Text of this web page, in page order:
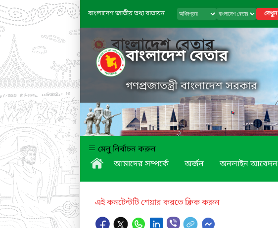
বাংলাদেশ জাতীয় তথ্য বাতায়ন দেখুন
বাংলাদেশ বেতার
গণপ্রজাতন্ত্রী বাংলাদেশ সরকার
মেনু নির্বাচন করুন
আমাদের সম্পর্কে
অর্জন অনলাইন আবেদন
এই কনটেন্টটি শেয়ার করতে ক্লিক করুন